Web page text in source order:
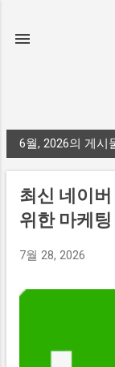
글
6월, 2026의 게시
최신 네이
위한 마케
7월 28, 2026